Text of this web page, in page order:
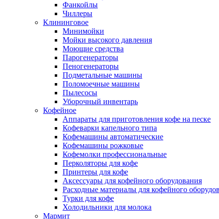
Фанкойлы
Чиллеры
Клининговое
Минимойки
Мойки высокого давления
Моющие средства
Парогенераторы
Пеногенераторы
Подметальные машины
Поломоечные машины
Пылесосы
Уборочный инвентарь
Кофейное
Аппараты для приготовления кофе на песке
Кофеварки капельного типа
Кофемашины автоматические
Кофемашины рожковые
Кофемолки профессиональные
Перколяторы для кофе
Принтеры для кофе
Аксессуары для кофейного оборудования
Расходные материалы для кофейного
Турки для кофе
Холодильники для молока
Мармит